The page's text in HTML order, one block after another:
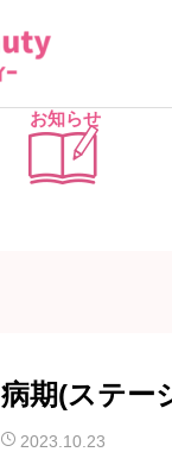
お知らせ
病期(ステー
2023.10.23